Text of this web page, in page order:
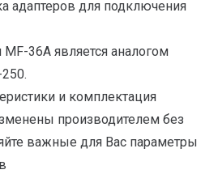
адаптеров для подключения
36A является аналогом
и комплектация
производителем без
важные для Вас параметры